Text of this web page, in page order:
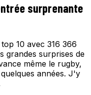
surprenante
10 avec 316 366
grandes surprises de
même le rugby,
années. J'y